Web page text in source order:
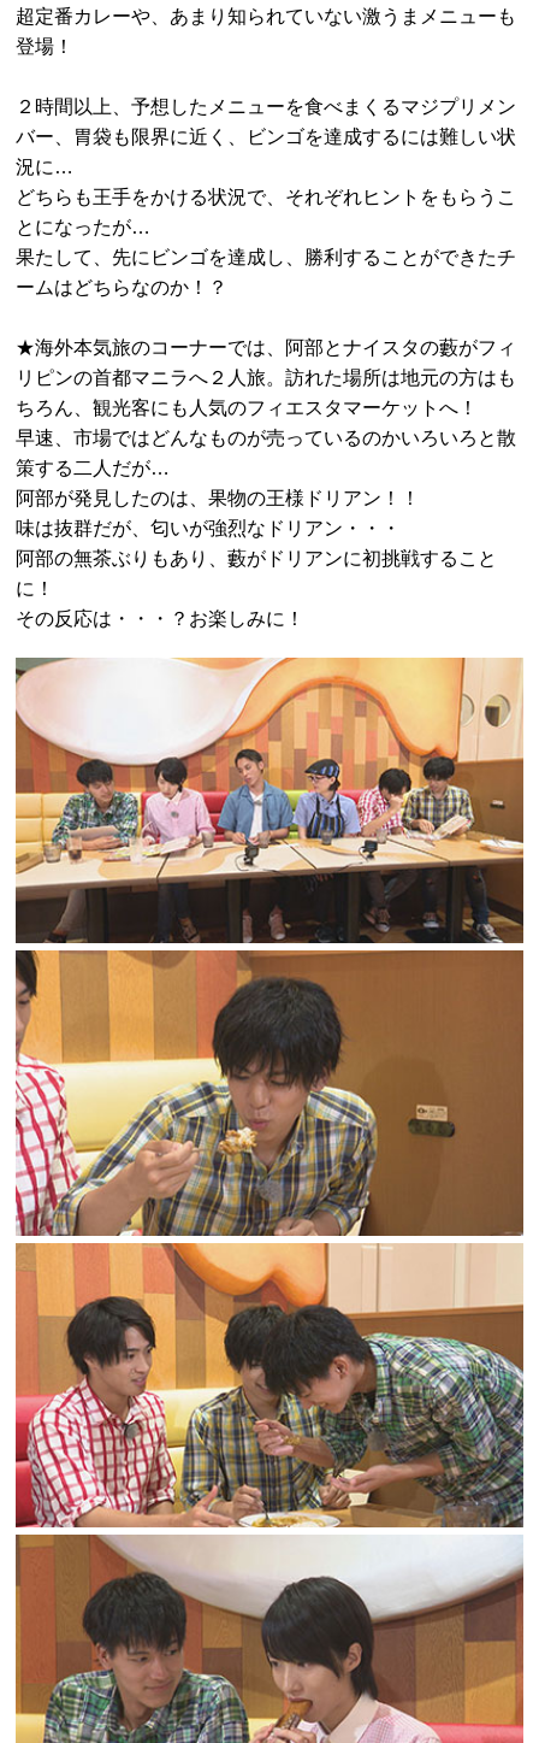
超定番カレーや、あまり知られていない激うまメニューも
登場！
２時間以上、予想したメニューを食べまくるマジプリメン
バー、胃袋も限界に近く、ビンゴを達成するには難しい状
況に…
どちらも王手をかける状況で、それぞれヒントをもらうこ
とになったが…
果たして、先にビンゴを達成し、勝利することができたチ
ームはどちらなのか！？
★海外本気旅のコーナーでは、阿部とナイスタの藪がフィ
リピンの首都マニラへ２人旅。訪れた場所は地元の方はも
ちろん、観光客にも人気のフィエスタマーケットへ！
早速、市場ではどんなものが売っているのかいろいろと散
策する二人だが…
阿部が発見したのは、果物の王様ドリアン！！
味は抜群だが、匂いが強烈なドリアン・・・
阿部の無茶ぶりもあり、藪がドリアンに初挑戦すること
に！
その反応は・・・？お楽しみに！